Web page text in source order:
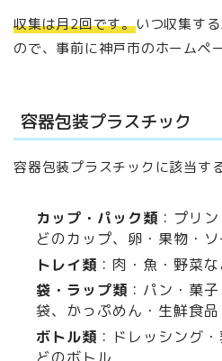
収集は月2回です。いつ収集す
ので、事前に神戸市のホームペ
容器包装プラスチック
容器包装プラスチックに該当す
カップ・パック類 ：プリ
どのカップ、卵・果物・
トレイ類 ：肉・魚・野菜
袋・ラップ類 ：パン・菓
袋、かっぷめん・生鮮食
ボトル類 ：ドレッシング